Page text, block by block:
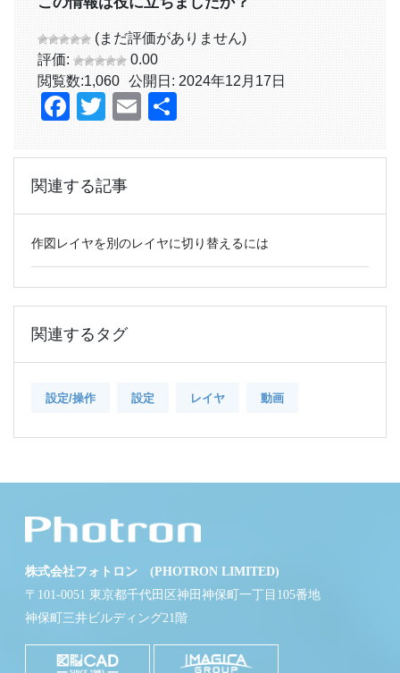
(まだ評価がありません)
評価:
0.00
閲覧数:1,060 公開日: 2024年12月17日
Facebook
TwitterEmail
関連する記事
作図レイヤを別のレイヤに切り替えるには
関連するタグ
設定/操作 設定 レイヤ 動画
株式会社フォトロン (PHOTRON LIMITED)
〒101-0051 東京都千代田区神田神保町一丁目105番地
神保町三井ビルディング21階